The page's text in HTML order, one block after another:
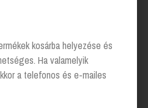
kosárba helyezése és
Ha valamelyik
a telefonos és e-mailes